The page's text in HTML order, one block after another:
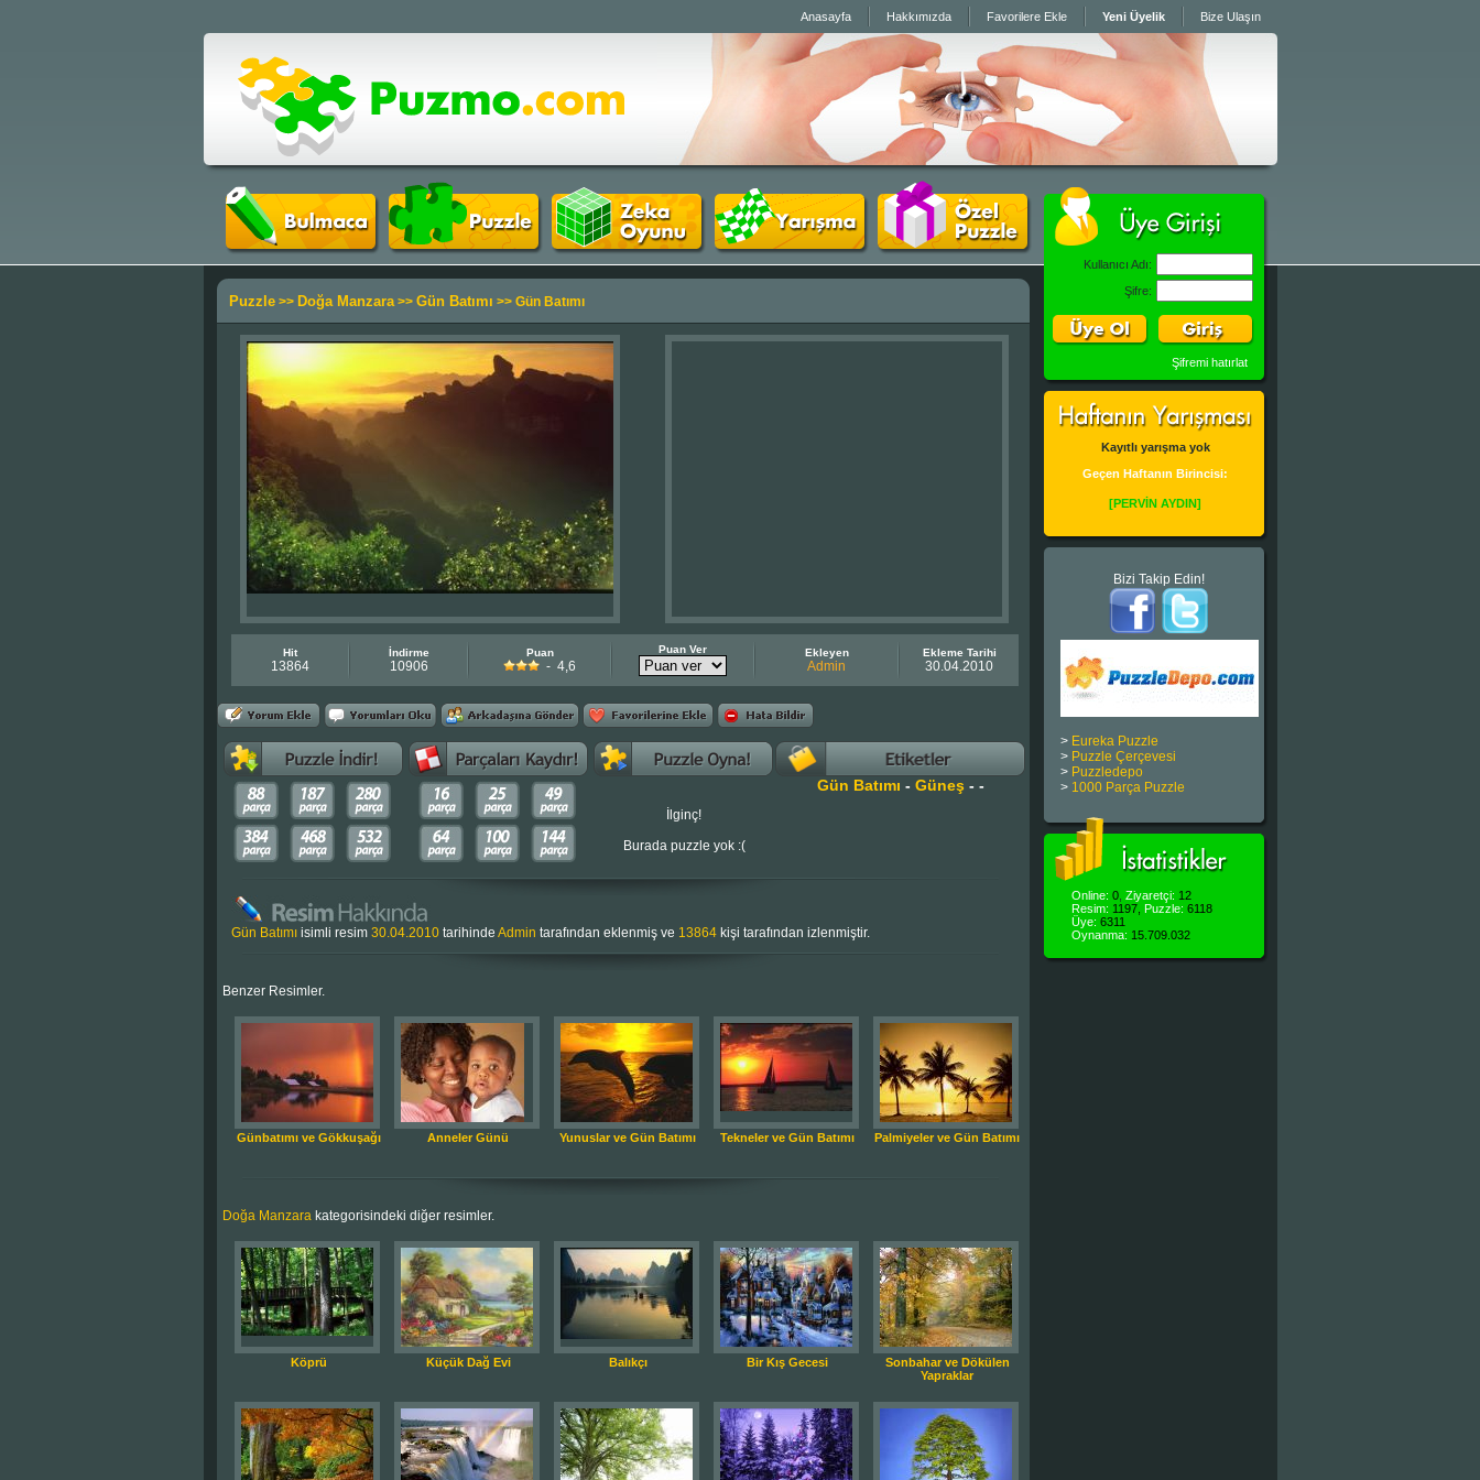
Anasayfa Hakkımızda Favorilere Ekle Yeni Üyelik Bize Ulaşın
Puzzle >> Doğa Manzara>> Gün Batımı >> Gün Batımı
Hit
13864
İndirme
10906
Puan
- 4,6
Puan Ver Ekleyen
Admin
Ekleme Tarihi
30.04.2010
İlginç!
Burada puzzle yok :(
Gün Batımı - Güneş - -
Gün Batımı isimli resim 30.04.2010 tarihinde Admin tarafından eklenmiş ve 13864 kişi tarafından izlenmiştir.
Benzer Resimler.
Günbatımı ve Gökkuşağı Anneler Günü Yunuslar ve Gün Batımı Tekneler ve Gün Batımı Palmiyeler ve Gün Batımı
Doğa Manzara kategorisindeki diğer resimler.
Köprü Küçük Dağ Evi Balıkçı Bir Kış Gecesi
Sonbahar ve Dökülen
Yapraklar
Kullanıcı Adı:
Şifre:
Şifremi hatırlat
Kayıtlı yarışma yok
Geçen Haftanın Birincisi:
[PERVİN AYDIN]
Bizi Takip Edin!
> Eureka Puzzle
> Puzzle Çerçevesi
> Puzzledepo
> 1000 Parça Puzzle
Online: 0, Ziyaretçi: 12
Resim: 1197, Puzzle: 6118
Üye: 6311
Oynanma: 15.709.032